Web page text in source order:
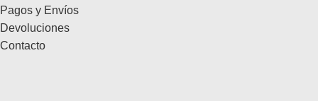
Pagos y Envíos
Devoluciones
Contacto